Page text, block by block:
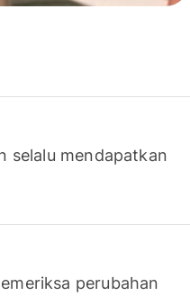
selalu mendapatkan
perubahan